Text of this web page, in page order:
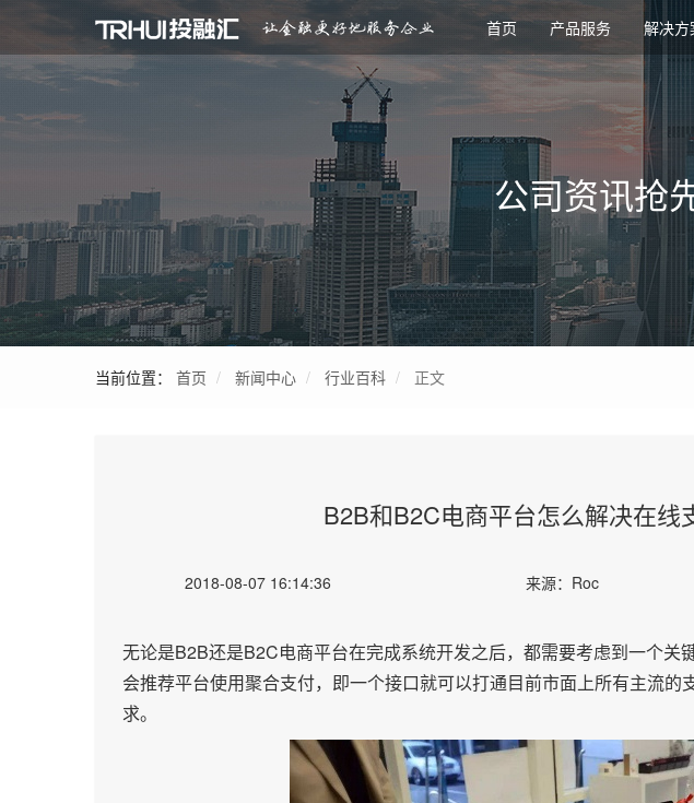
首页 产品服务 解决方
公司资讯抢
当前位置： 首页 新闻中心 行业百科 正文
B2B和B2C电商平台怎么解决在线
2018-08-07 16:14:36 来源：Roc
无论是B2B还是B2C电商平台在完成系统开发之后，都需要考虑到一个
会推荐平台使用聚合支付，即一个接口就可以打通目前市面上所有主流的
求。